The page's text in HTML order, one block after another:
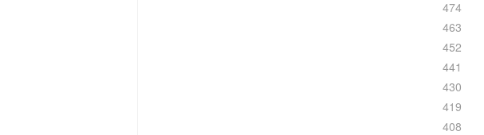
474
463
452
441
430
419
408